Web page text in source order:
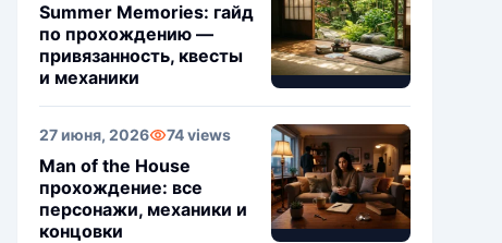
Summer Memories: гайд
по прохождению —
привязанность, квесты
и механики
27 июня, 2026 74 views
Man of the House
прохождение: все
персонажи, механики и
концовки